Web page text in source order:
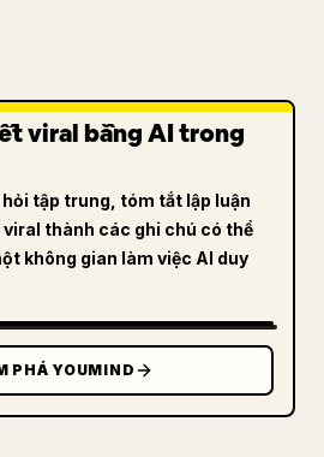
viral bằng AI trong
tập trung, tóm tắt lập luận
thành các ghi chú có thể
không gian làm việc AI duy
PHÁ YOUMIND